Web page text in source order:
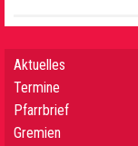
Aktuelles
Termine
Pfarrbrief
Gremien